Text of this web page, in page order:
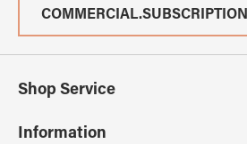
Shop Service
Information